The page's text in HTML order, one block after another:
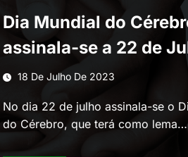
Dia Mundial do
assinala-se a 22 de
18 De Julho De 2023
No dia 22 de julho assinala-se o
do Cérebro, que terá como lema…